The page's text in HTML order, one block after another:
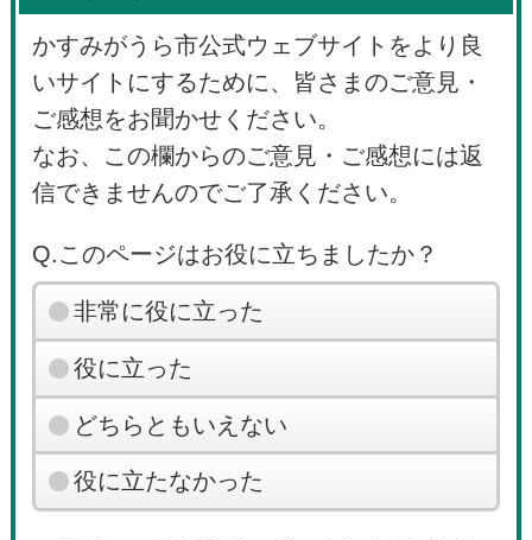
かすみがうら市公式ウェブサイトをより良
いサイトにするために、皆さまのご意見・
ご感想をお聞かせください。
なお、この欄からのご意見・ご感想には返
信できませんのでご了承ください。
Q.このページはお役に立ちましたか？
非常に役に立った
役に立った
どちらともいえない
役に立たなかった